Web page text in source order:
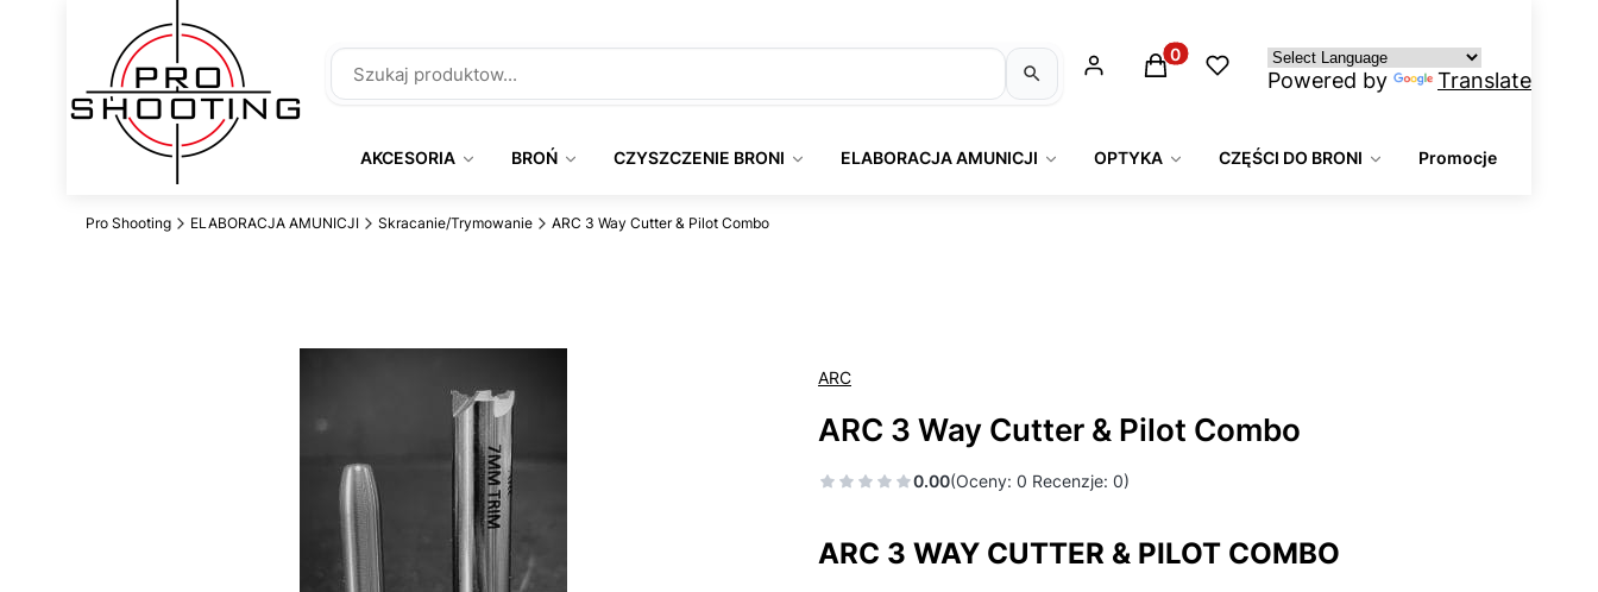
Produkty w koszyku: 0. Zobacz szczegóły
Powered by Translate
AKCESORIA BROŃ CZYSZCZENIE BRONI ELABORACJA AMUNICJI OPTYKA CZĘŚCI DO BRONI Promocje
Pro Shooting ELABORACJA AMUNICJI Skracanie/Trymowanie ARC 3 Way Cutter & Pilot Combo
ARC
ARC 3 Way Cutter & Pilot Combo
0.00(Oceny: 0 Recenzje: 0)
ARC 3 WAY CUTTER & PILOT COMBO